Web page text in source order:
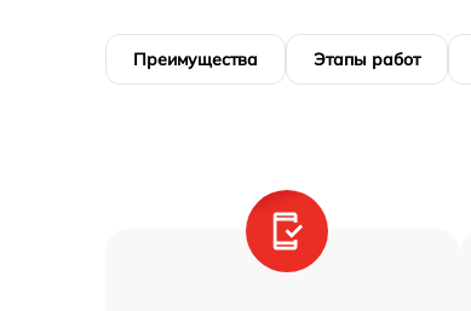
Преимущества Этапы работ